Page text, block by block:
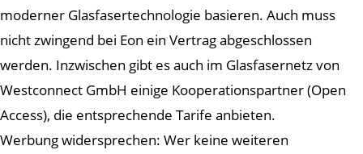
moderner Glasfasertechnologie basieren. Auch muss
nicht zwingend bei Eon ein Vertrag abgeschlossen
werden. Inzwischen gibt es auch im Glasfasernetz von
Westconnect GmbH einige Kooperationspartner (Open
Access), die entsprechende Tarife anbieten.
Werbung widersprechen: Wer keine weiteren